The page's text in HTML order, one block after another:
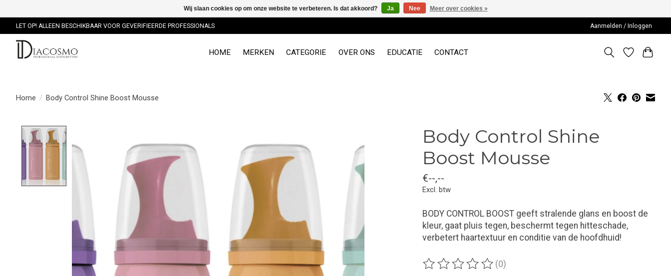
LET OP! ALLEEN BESCHIKBAAR VOOR GEVERIFIEERDE PROFESSIONALS Aanmelden / Inloggen
HOME MERKEN CATEGORIE OVER ONS EDUCATIE CONTACT
Home / Body Control Shine Boost Mousse
Body Control Shine
Boost Mousse
€--,--
Excl. btw
BODY CONTROL BOOST geeft stralende glans en boost de
kleur, gaat pluis tegen, beschermt tegen hitteschade,
verbetert haartextuur en conditie van de hoofdhuid!
De beoordeling van dit product is
(0)
Wij slaan cookies op om onze website te verbeteren. Is dat akkoord? Ja Nee Meer over cookies »